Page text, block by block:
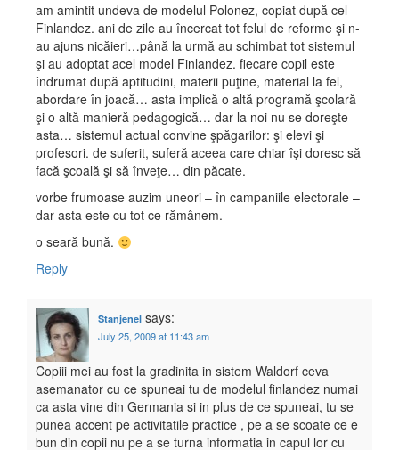
am amintit undeva de modelul Polonez, copiat după cel
Finlandez. ani de zile au încercat tot felul de reforme şi n-
au ajuns nicăieri…până la urmă au schimbat tot sistemul
şi au adoptat acel model Finlandez. fiecare copil este
îndrumat după aptitudini, materii puţine, material la fel,
abordare în joacă… asta implică o altă programă şcolară
şi o altă manieră pedagogică… dar la noi nu se doreşte
asta… sistemul actual convine şpăgarilor: şi elevi şi
profesori. de suferit, suferă aceea care chiar îşi doresc să
facă şcoală şi să înveţe… din păcate.
vorbe frumoase auzim uneori – în campaniile electorale –
dar asta este cu tot ce rămânem.
o seară bună.
Reply
Stanjenel says:
July 25, 2009 at 11:43 am
Copiii mei au fost la gradinita in sistem Waldorf ceva
asemanator cu ce spuneai tu de modelul finlandez numai
ca asta vine din Germania si in plus de ce spuneai, tu se
punea accent pe activitatile practice , pe a se scoate ce e
bun din copii nu pe a se turna informatia in capul lor cu